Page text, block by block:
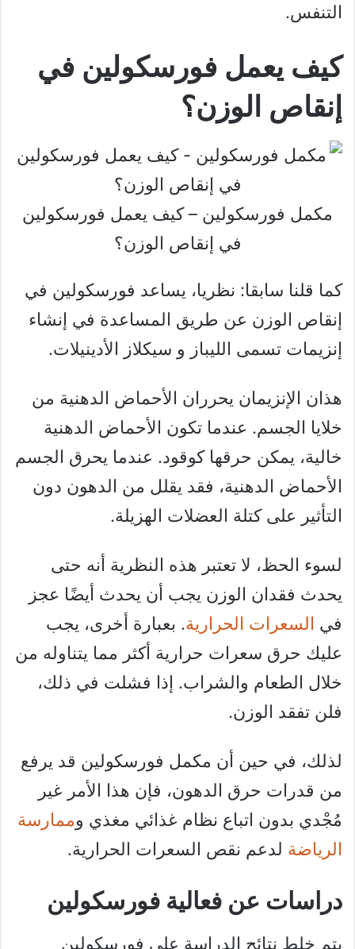
التنفس.
كيف يعمل فورسكولين في
إنقاص الوزن؟
مكمل فورسكولين – كيف يعمل فورسكولين
في إنقاص الوزن؟
كما قلنا سابقا: نظريا، يساعد فورسكولين في
إنقاص الوزن عن طريق المساعدة في إنشاء
إنزيمات تسمى الليباز و سيكلاز الأدينيلات.
هذان الإنزيمان يحرران الأحماض الدهنية من
خلايا الجسم. عندما تكون الأحماض الدهنية
خالية، يمكن حرقها كوقود. عندما يحرق الجسم
الأحماض الدهنية، فقد يقلل من الدهون دون
التأثير على كتلة العضلات الهزيلة.
لسوء الحظ، لا تعتبر هذه النظرية أنه حتى
يحدث فقدان الوزن يجب أن يحدث أيضًا عجز
في السعرات الحرارية. بعبارة أخرى، يجب
عليك حرق سعرات حرارية أكثر مما يتناوله من
خلال الطعام والشراب. إذا فشلت في ذلك،
فلن تفقد الوزن.
لذلك، في حين أن مكمل فورسكولين قد يرفع
من قدرات حرق الدهون، فإن هذا الأمر غير
مُجْدي بدون اتباع نظام غذائي مغذي وممارسة
الرياضة لدعم نقص السعرات الحرارية.
دراسات عن فعالية فورسكولين
يتم خلط نتائج الدراسة على فورسكولين